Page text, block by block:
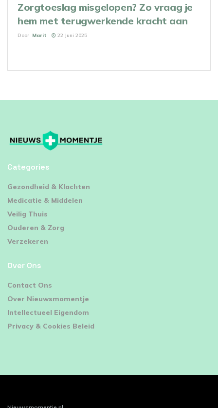
Zorgtoeslag misgelopen? Zo vraag je
hem met terugwerkende kracht aan
Door Marit 22 Juni 2025
Categories
⁠Gezondheid & Klachten
Medicatie & Middelen
Veilig Thuis
Ouderen & Zorg
Verzekeren
Over Ons
Contact Ons
Over Nieuwsmomentje
Intellectueel Eigendom
Privacy & Cookies Beleid